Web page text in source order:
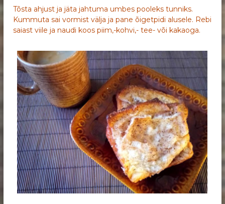
Tõsta ahjust ja jäta jahtuma umbes pooleks tunniks.
Kummuta sai vormist välja ja pane õigetpidi alusele. Rebi
saiast viile ja naudi koos piim,-kohvi,- tee- või kakaoga.